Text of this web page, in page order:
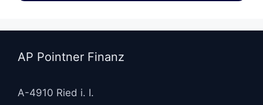
AP Pointner Finanz
A-4910 Ried i. I.